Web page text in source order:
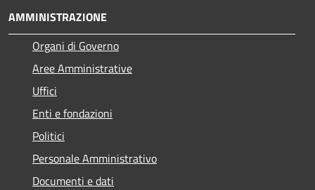
AMMINISTRAZIONE
Organi di Governo
Aree Amministrative
Uffici
Enti e fondazioni
Politici
Personale Amministrativo
Documenti e dati